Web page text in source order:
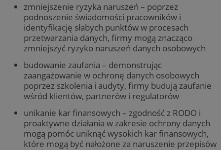
zmniejszenie ryzyka naruszeń – poprzez
podnoszenie świadomości pracowników i
identyfikację słabych punktów w procesach
przetwarzania danych, firmy mogą znacząco
zmniejszyć ryzyko naruszeń danych osobowych
budowanie zaufania – demonstrując
zaangażowanie w ochronę danych osobowych
poprzez szkolenia i audyty, firmy budują zaufanie
wśród klientów, partnerów i regulatorów
unikanie kar finansowych – zgodność z RODO i
proaktywne działania w zakresie ochrony danych
mogą pomóc uniknąć wysokich kar finansowych,
które mogą być nałożone za naruszenie przepisów